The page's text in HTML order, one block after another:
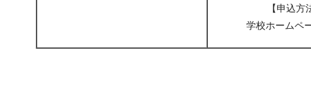
【申込
学校ホームペ